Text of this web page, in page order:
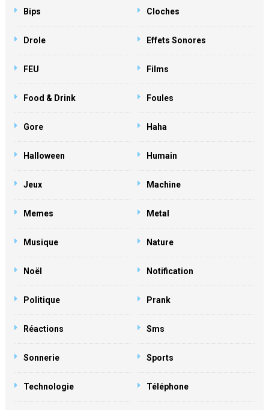
Bips Cloches
Drole Effets Sonores
FEU Films
Food & Drink Foules
Gore Haha
Halloween Humain
Jeux Machine
Memes Metal
Musique Nature
Noël Notification
Politique Prank
Réactions Sms
Sonnerie Sports
Technologie Téléphone